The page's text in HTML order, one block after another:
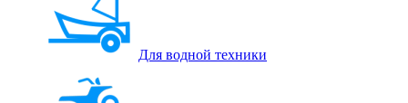
Для водной техники